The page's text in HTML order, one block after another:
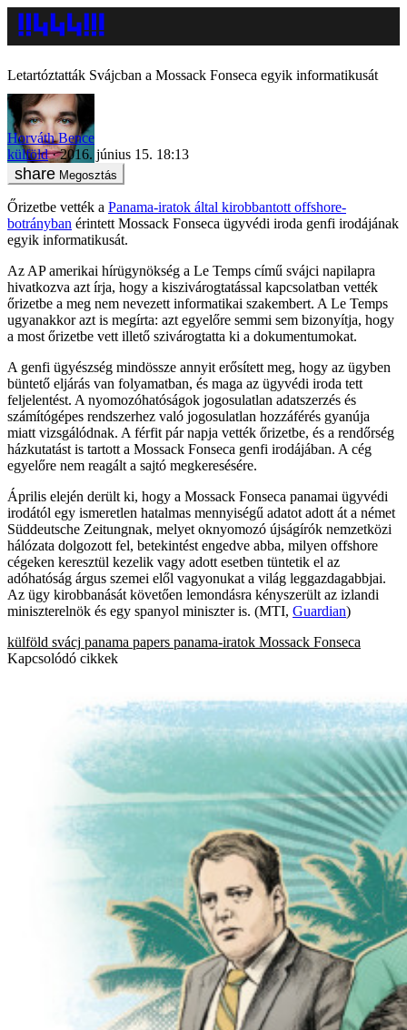
Letartóztatták Svájcban a Mossack Fonseca egyik informatikusát
Horváth Bence
külföld
2016. június 15. 18:13
Megosztás
Őrizetbe vették a Panama-iratok által kirobbantott offshore-
botrányban érintett Mossack Fonseca ügyvédi iroda genfi irodájának
egyik informatikusát.
Az AP amerikai hírügynökség a Le Temps című svájci napilapra
hivatkozva azt írja, hogy a kiszivárogtatással kapcsolatban vették
őrizetbe a meg nem nevezett informatikai szakembert. A Le Temps
ugyanakkor azt is megírta: azt egyelőre semmi sem bizonyítja, hogy
a most őrizetbe vett illető szivárogtatta ki a dokumentumokat.
A genfi ügyészség mindössze annyit erősített meg, hogy az ügyben
büntető eljárás van folyamatban, és maga az ügyvédi iroda tett
feljelentést. A nyomozóhatóságok jogosulatlan adatszerzés és
számítógépes rendszerhez való jogosulatlan hozzáférés gyanúja
miatt vizsgálódnak. A férfit pár napja vették őrizetbe, és a rendőrség
házkutatást is tartott a Mossack Fonseca genfi irodájában. A cég
egyelőre nem reagált a sajtó megkeresésére.
Április elején derült ki, hogy a Mossack Fonseca panamai ügyvédi
irodától egy ismeretlen hatalmas mennyiségű adatot adott át a német
Süddeutsche Zeitungnak, melyet oknyomozó újságírók nemzetközi
hálózata dolgozott fel, betekintést engedve abba, milyen offshore
cégeken keresztül kezelik vagy adott esetben tüntetik el az
adóhatóság árgus szemei elől vagyonukat a világ leggazdagabbjai.
Az ügy kirobbanását követően lemondásra kényszerült az izlandi
miniszterelnök és egy spanyol miniszter is. (MTI, Guardian)
külföld svácj panama papers panama-iratok Mossack Fonseca
Kapcsolódó cikkek